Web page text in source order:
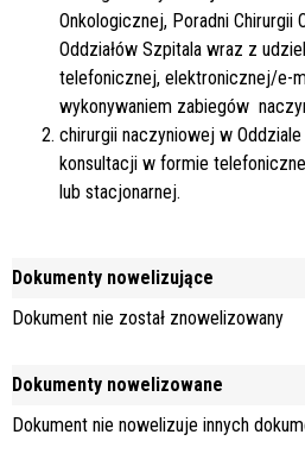
Onkologicznej, Poradni Chirurgii
Oddziałów Szpitala wraz z
telefonicznej, elektronicznej/e-
wykonywaniem zabiegów
chirurgii naczyniowej w
konsultacji w formie
lub stacjonarnej.
Dokumenty nowelizujące
Dokument nie został znowelizowany
Dokumenty nowelizowane
Dokument nie nowelizuje innych